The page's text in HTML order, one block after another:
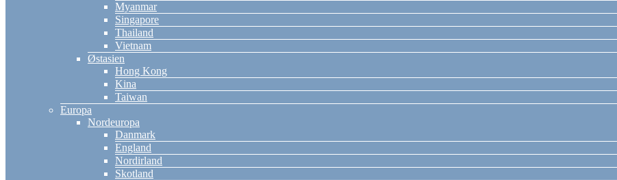
Myanmar
Singapore
Thailand
Vietnam
Østasien
Hong Kong
Kina
Taiwan
Europa
Nordeuropa
Danmark
England
Nordirland
Skotland